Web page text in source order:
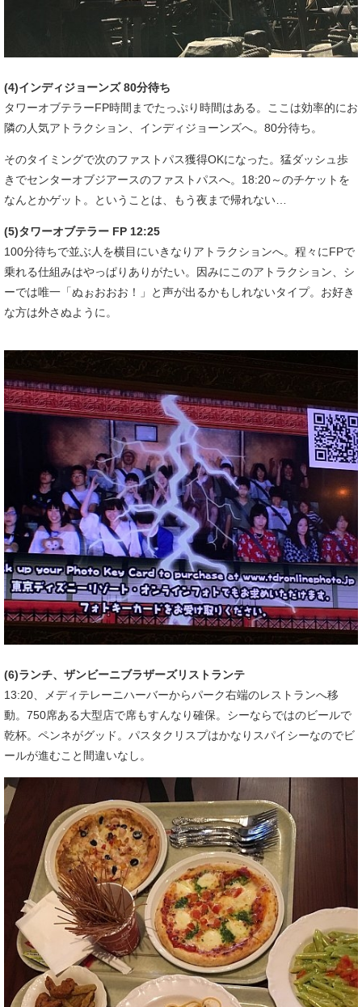
(4)インディジョーンズ 80分待ち
タワーオブテラーFP時間までたっぷり時間はある。ここは効率的にお
隣の人気アトラクション、インディジョーンズへ。80分待ち。
そのタイミングで次のファストパス獲得OKになった。猛ダッシュ歩
きでセンターオブジアースのファストパスへ。18:20～のチケットを
なんとかゲット。ということは、もう夜まで帰れない…
(5)タワーオブテラー FP 12:25
100分待ちで並ぶ人を横目にいきなりアトラクションへ。程々にFPで
乗れる仕組みはやっぱりありがたい。因みにこのアトラクション、シ
ーでは唯一「ぬぉおおお！」と声が出るかもしれないタイプ。お好き
な方は外さぬように。
(6)ランチ、ザンビーニブラザーズリストランテ
13:20、メディテレーニハーバーからパーク右端のレストランへ移
動。750席ある大型店で席もすんなり確保。シーならではのビールで
乾杯。ペンネがグッド。パスタクリスプはかなりスパイシーなのでビ
ールが進むこと間違いなし。